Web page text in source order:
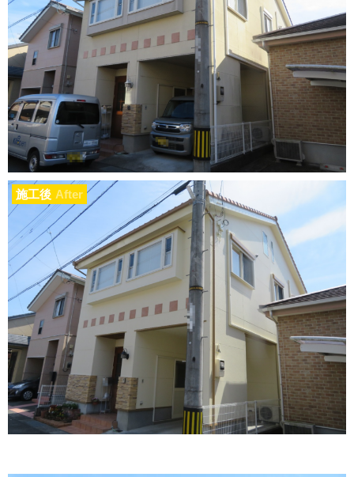
施工後 After